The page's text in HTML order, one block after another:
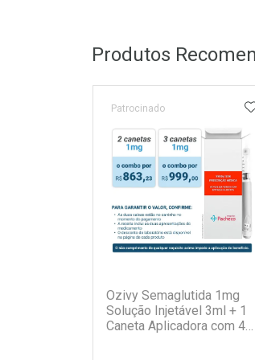
Produtos
Ozivy Semaglutida 1mg
Solução Injetável 3ml + 1
Caneta Aplicadora com 4
Patrocinado